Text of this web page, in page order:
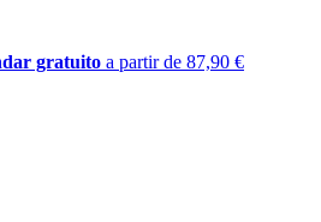
gratuito a partir de 87,90 €